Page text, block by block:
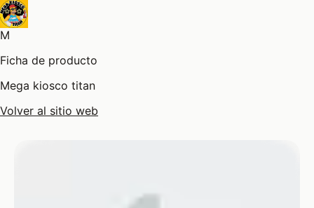
M
Ficha de producto
Mega kiosco titan
Volver al sitio web